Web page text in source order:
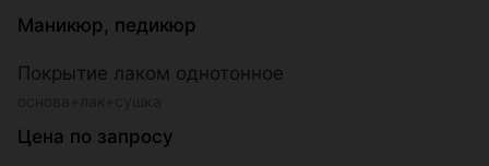
Маникюр, педикюр
Покрытие лаком однотонное
Цена по запросу